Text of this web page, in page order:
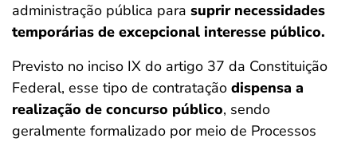
administração pública para suprir necessidades
temporárias de excepcional interesse público.
Previsto no inciso IX do artigo 37 da Constituição
Federal, esse tipo de contratação dispensa a
realização de concurso público, sendo
geralmente formalizado por meio de Processos